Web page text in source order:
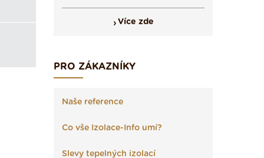
Více zde
PRO ZÁKAZNÍKY
Naše reference
Co vše Izolace-Info umí?
Slevy tepelných izolací